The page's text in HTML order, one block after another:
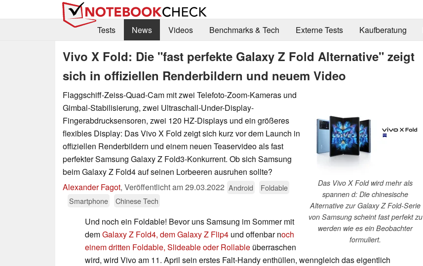
Tests
News Videos Benchmarks & Tech Externe Tests Kaufberatung
Vivo X Fold: Die "fast perfekte Galaxy Z Fold Alternative" zeigt
sich in offiziellen Renderbildern und neuem Video
Das Vivo X Fold wird mehr als
spannen d: Die chinesische
Alternative zur Galaxy Z Fold-Serie
von Samsung scheint fast perfekt zu
werden wie es ein Beobachter
formuliert.
Flaggschiff-Zeiss-Quad-Cam mit zwei Telefoto-Zoom-Kameras und
Gimbal-Stabilisierung, zwei Ultraschall-Under-Display-
Fingerabdrucksensoren, zwei 120 HZ-Displays und ein größeres
flexibles Display: Das Vivo X Fold zeigt sich kurz vor dem Launch in
offiziellen Renderbildern und einem neuen Teaservideo als fast
perfekter Samsung Galaxy Z Fold3-Konkurrent. Ob sich Samsung
beim Galaxy Z Fold4 auf seinen Lorbeeren ausruhen sollte?
Alexander Fagot, Veröffentlicht am29.03.2022 Android
Foldable
Smartphone
Chinese Tech
Und noch ein Foldable! Bevor uns Samsung im Sommer mit
demGalaxy Z Fold4, dem Galaxy Z Flip4 und offenbar noch
einem dritten Foldable, Slideable oder Rollable überraschen
wird, wird Vivo am 11. April sein erstes Falt-Handy enthüllen, wenngleich das eigentlich